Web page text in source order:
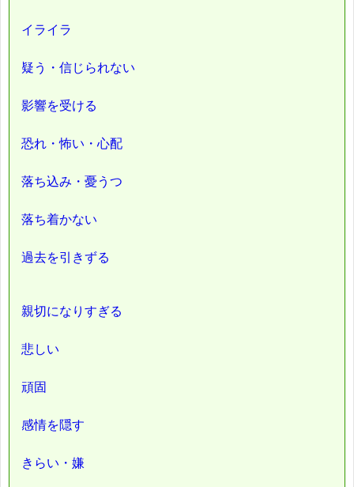
イライラ
疑う・信じられない
影響を受ける
恐れ・怖い・心配
落ち込み・憂うつ
落ち着かない
過去を引きずる
親切になりすぎる
悲しい
頑固
感情を隠す
きらい・嫌